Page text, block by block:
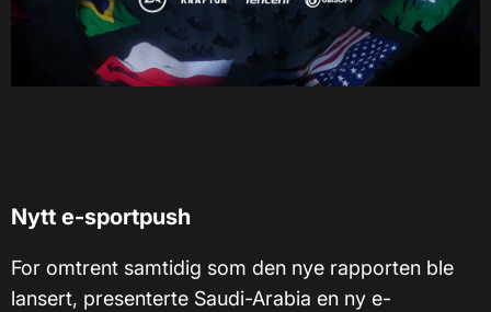
Nytt e-sportpush
For omtrent samtidig som den nye rapporten ble
lansert, presenterte Saudi-Arabia en ny e-